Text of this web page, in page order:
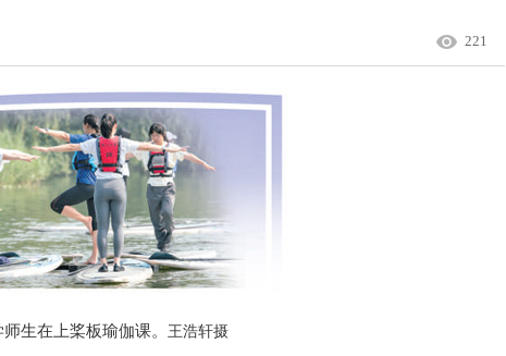
221
在上桨板瑜伽课。 王浩轩摄